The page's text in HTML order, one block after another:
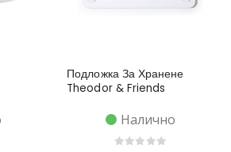
Подложка За Хранене
Theodor & Friends
Налично